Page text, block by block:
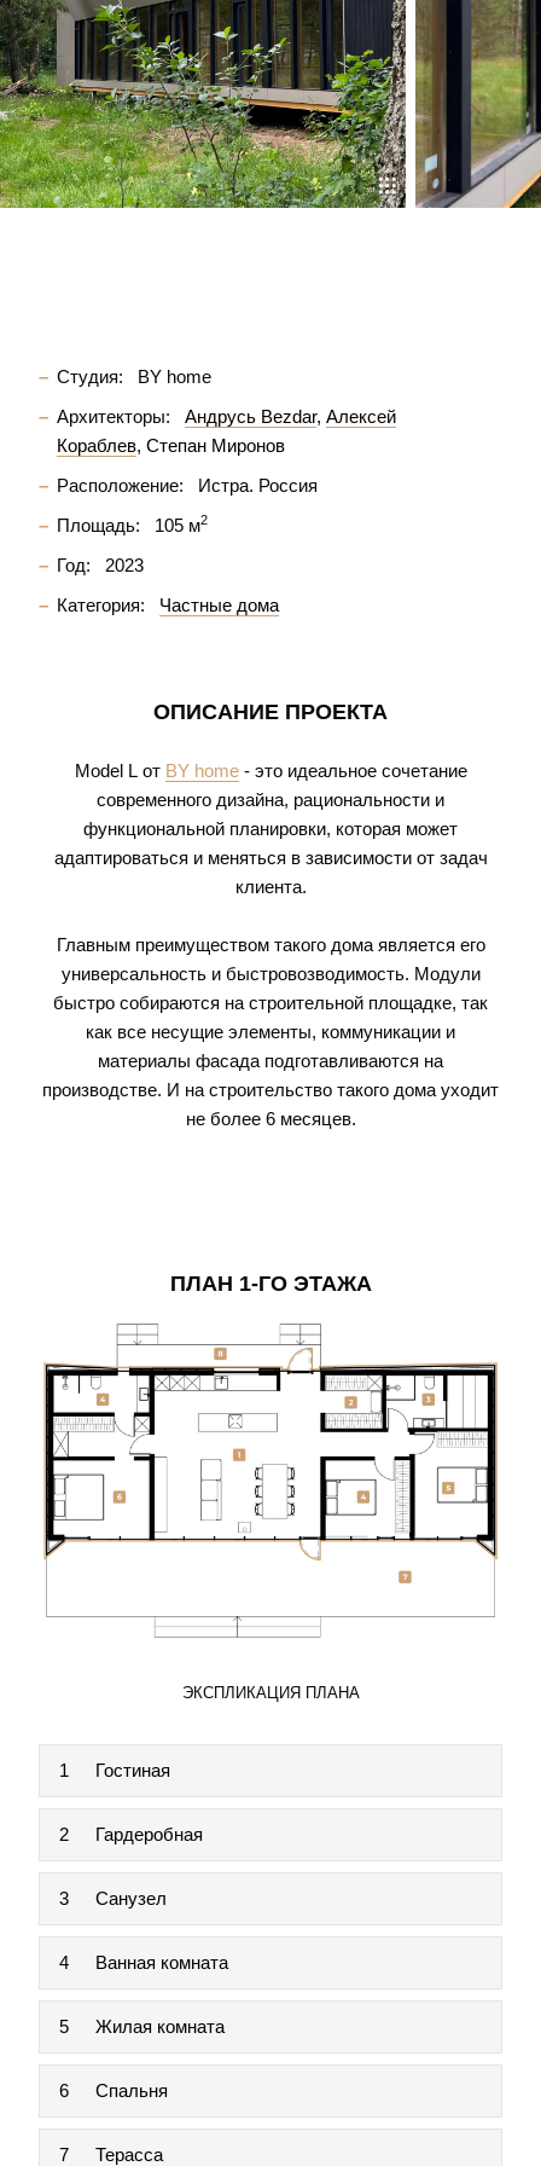
Студия:
BY home
Архитекторы:
Андрусь Bezdar Алексей
Кораблев Степан Миронов
Расположение:
Истра. Россия
Площадь:
105 м2
Год:
2023
Категория:
Частные дома
ОПИСАНИЕ ПРОЕКТА
Model Lот BY home- это идеальное сочетание
современного дизайна, рациональности и
функциональной планировки, которая может
адаптироваться и меняться в зависимости от задач
клиента.
Главным преимуществом такого дома является его
универсальность и быстровозводимость. Модули
быстро собираются на строительной площадке, так
как все несущие элементы, коммуникации и
материалы фасада подготавливаются на
производстве. И на строительство такого дома уходит
не более 6 месяцев.
ПЛАН 1-ГО ЭТАЖА
ЭКСПЛИКАЦИЯ ПЛАНА
1 Гостиная
2 Гардеробная
3 Санузел
4 Ванная комната
5 Жилая комната
6 Спальня
7 Терасса